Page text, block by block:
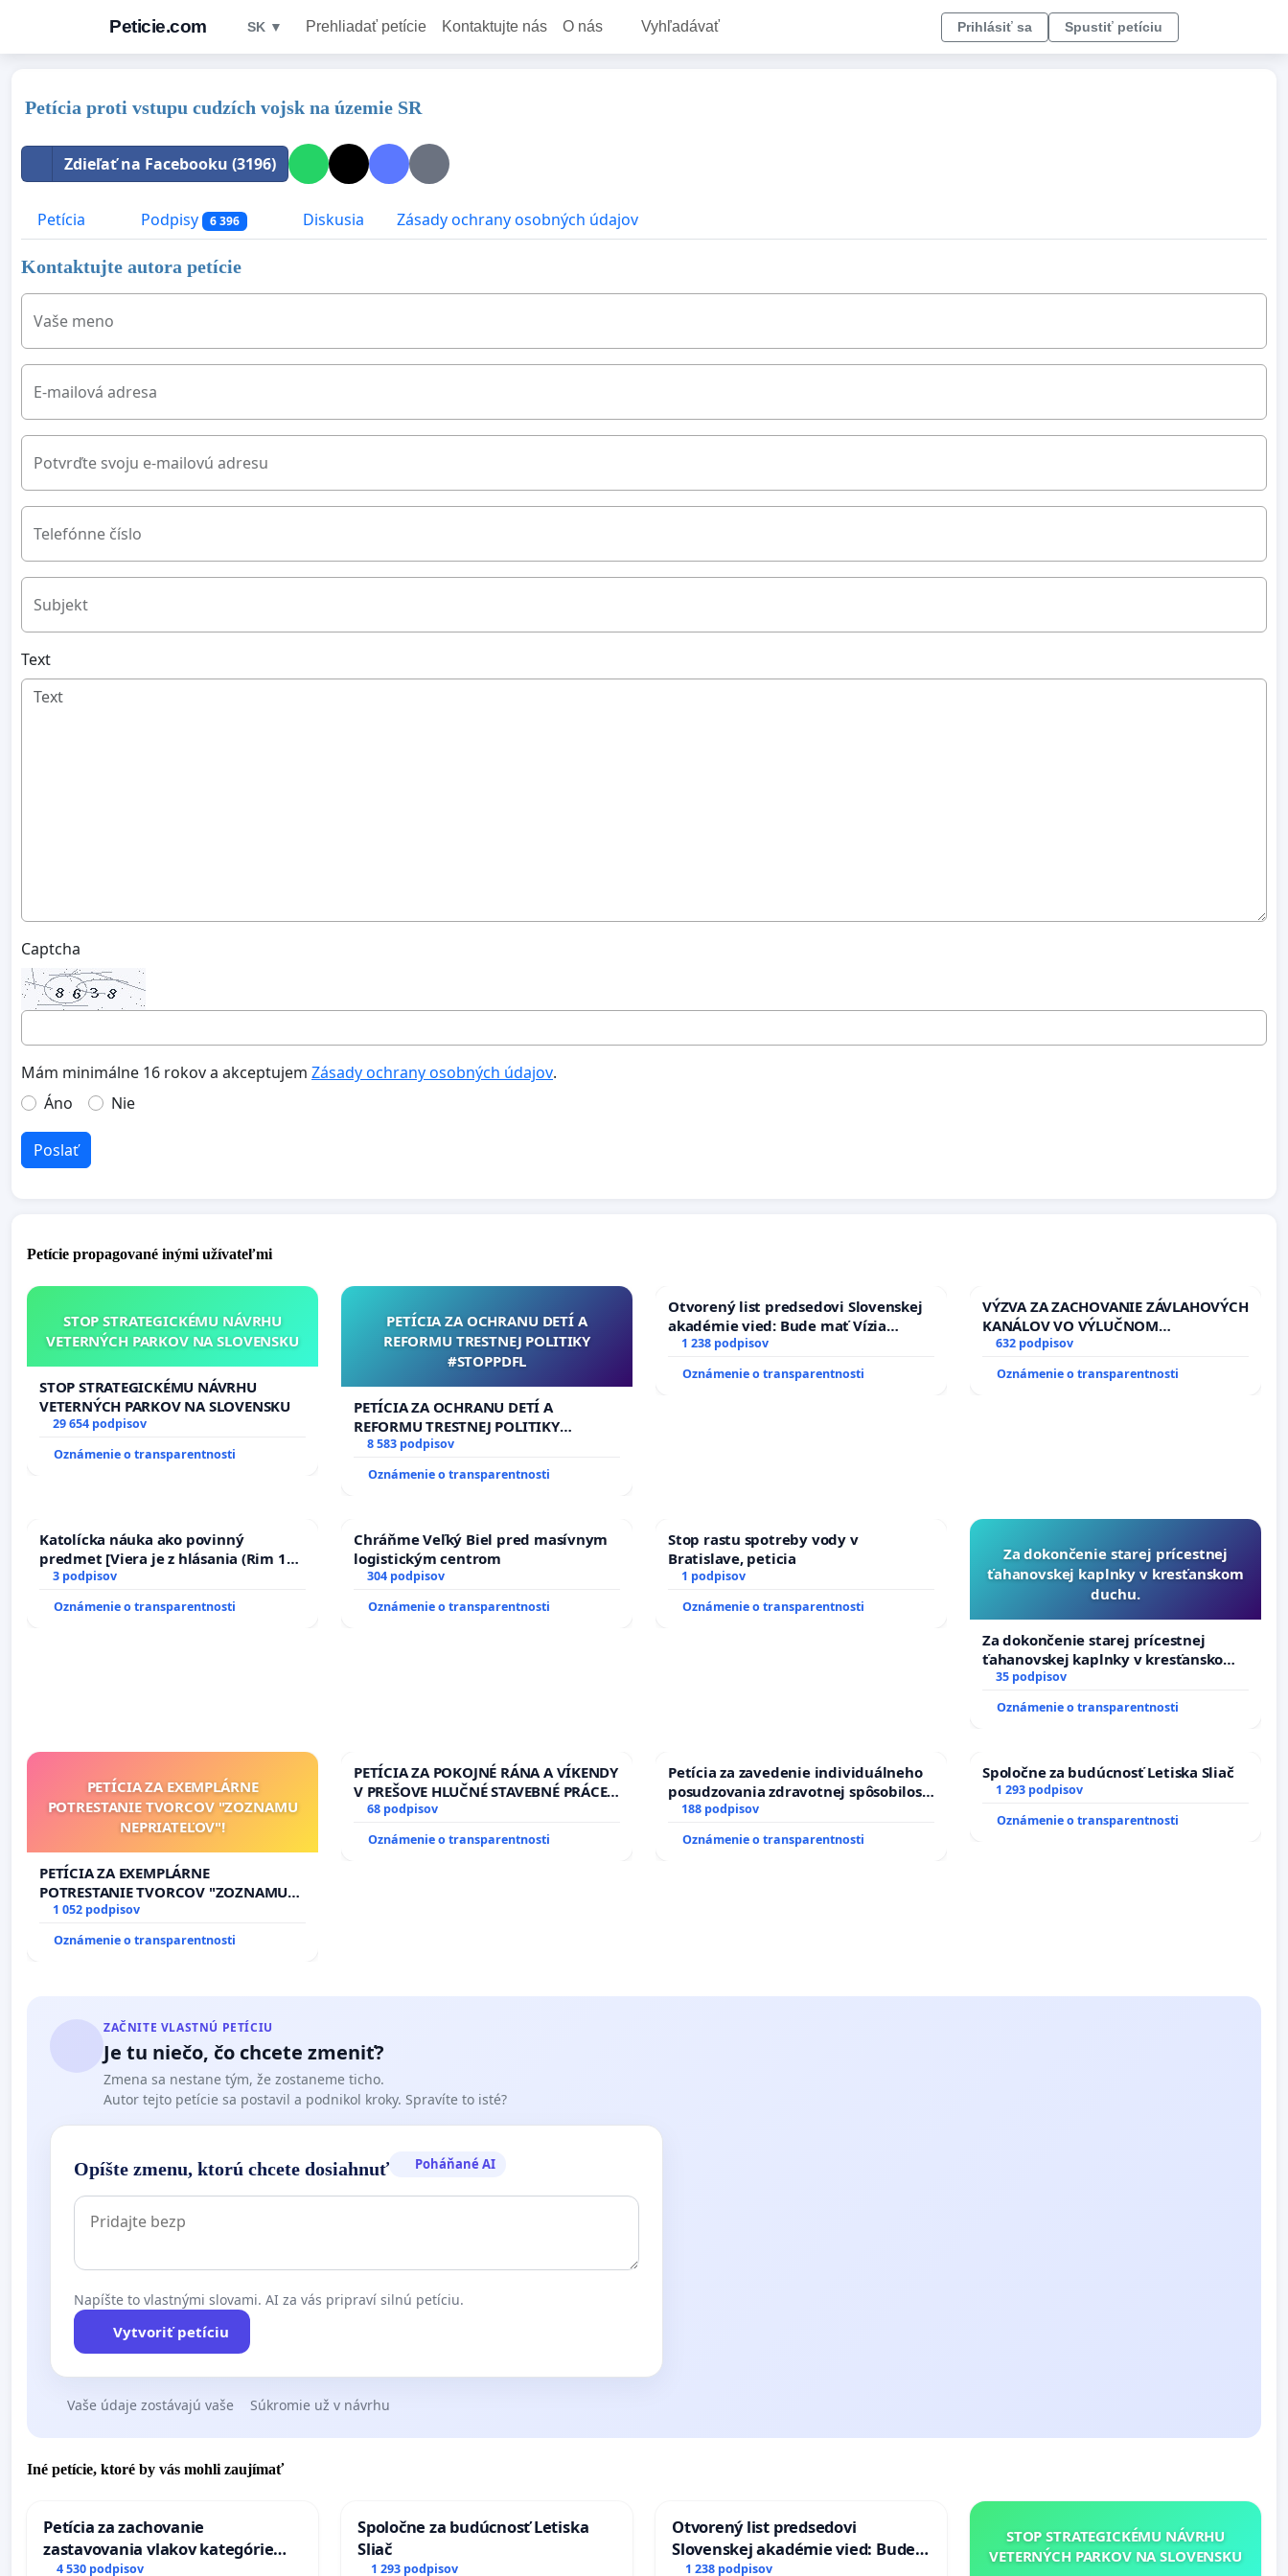
Peticie.com SK ▼ Prehliadať petície Kontaktujte nás O nás Vyhľadávať Prihlásiť sa Spustiť petíciu
Petícia proti vstupu cudzích vojsk na územie SR
Zdieľať na Facebooku (3196)
Petícia Podpisy 6 396 Diskusia Zásady ochrany osobných údajov
Kontaktujte autora petície
Vaše meno
E-mailová adresa
Potvrďte svoju e-mailovú adresu
Telefónne číslo
Subjekt
Text
Captcha
Mám minimálne 16 rokov a akceptujem Zásady ochrany osobných údajov.
Áno
Nie
Poslať
Petície propagované inými užívateľmi
STOP STRATEGICKÉMU NÁVRHU
VETERNÝCH PARKOV NA SLOVENSKU
STOP STRATEGICKÉMU NÁVRHU
VETERNÝCH PARKOV NA SLOVENSKU
29 654 podpisov
Oznámenie o transparentnosti
PETÍCIA ZA OCHRANU DETÍ A
REFORMU TRESTNEJ POLITIKY
#STOPPDFL
PETÍCIA ZA OCHRANU DETÍ A
REFORMU TRESTNEJ POLITIKY
#STOPPDFL
8 583 podpisov
Oznámenie o transparentnosti
Otvorený list predsedovi Slovenskej
akadémie vied: Bude mať Vízia
Slovenska 2040 mravnú chrbticu?
1 238 podpisov
Oznámenie o transparentnosti
VÝZVA ZA ZACHOVANIE ZÁVLAHOVÝCH
KANÁLOV VO VÝLUČNOM
VLASTNÍCTVE A POD KONTROLOU
riešenie zanedbaného stavu
632 podpisov
Oznámenie o transparentnosti
Katolícka náuka ako povinný
predmet [Viera je z hlásania (Rim 10,
17)]
3 podpisov
Oznámenie o transparentnosti
Chráňme Veľký Biel pred masívnym
logistickým centrom
304 podpisov
Oznámenie o transparentnosti
Stop rastu spotreby vody v
Bratislave, peticia
1 podpisov
Oznámenie o transparentnosti
Za dokončenie starej prícestnej
ťahanovskej kaplnky v kresťanskom
duchu.
Za dokončenie starej prícestnej
ťahanovskej kaplnky v kresťanskom
duchu.
35 podpisov
Oznámenie o transparentnosti
PETÍCIA ZA EXEMPLÁRNE
POTRESTANIE TVORCOV "ZOZNAMU
NEPRIATEĽOV"!
PETÍCIA ZA EXEMPLÁRNE
POTRESTANIE TVORCOV "ZOZNAMU
NEPRIATEĽOV"!
1 052 podpisov
Oznámenie o transparentnosti
PETÍCIA ZA POKOJNÉ RÁNA A VÍKENDY
V PREŠOVE HLUČNÉ STAVEBNÉ PRÁCE
V SOBOTU LEN OD 9.00 DO 13.00
8.00 – 18.00 HOD. A PRAVIDELNÁ
68 podpisov
Oznámenie o transparentnosti
Petícia za zavedenie individuálneho
posudzovania zdravotnej spôsobilosti
osôb s diabetom 1. a 2. typu pri
188 podpisov
Oznámenie o transparentnosti
Spoločne za budúcnosť Letiska Sliač
1 293 podpisov
Oznámenie o transparentnosti
ZAČNITE VLASTNÚ PETÍCIU
Je tu niečo, čo chcete zmeniť?
Zmena sa nestane tým, že zostaneme ticho.
Autor tejto petície sa postavil a podnikol kroky. Spravíte to isté?
Opíšte zmenu, ktorú chcete dosiahnuť Poháňané AI
Napíšte to vlastnými slovami. AI za vás pripraví silnú petíciu.
Vytvoriť petíciu
Vaše údaje zostávajú vaše Súkromie už v návrhu
Iné petície, ktoré by vás mohli zaujímať
Petícia za zachovanie
zastavovania vlakov kategórie
Expres (Ex) TATRAN v železničnej
4 530 podpisov
Spoločne za budúcnosť Letiska
Sliač
1 293 podpisov
Otvorený list predsedovi
Slovenskej akadémie vied: Bude
mať Vízia Slovenska 2040 mravnú
1 238 podpisov
STOP STRATEGICKÉMU NÁVRHU
VETERNÝCH PARKOV NA SLOVENSKU